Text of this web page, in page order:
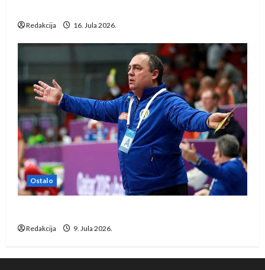
Redakcija 16. Jula 2026.
Ostalo
Redakcija 9. Jula 2026.